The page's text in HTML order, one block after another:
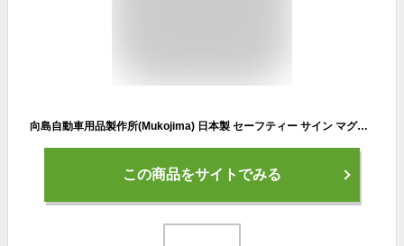
向島自動車用品製作所(Mukojima) 日本製 セーフティー サイン マグネット (BABY in car 【クマ】)
この商品をサイトでみる